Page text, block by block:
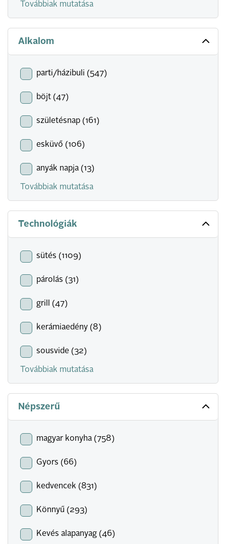
Továbbiak mutatása
Alkalom
parti/házibuli (547)
böjt (47)
születésnap (161)
esküvő (106)
anyák napja (13)
Továbbiak mutatása
Technológiák
sütés (1109)
párolás (31)
grill (47)
kerámiaedény (8)
sousvide (32)
Továbbiak mutatása
Népszerű
magyar konyha (758)
Gyors (66)
kedvencek (831)
Könnyű (293)
Kevés alapanyag (46)